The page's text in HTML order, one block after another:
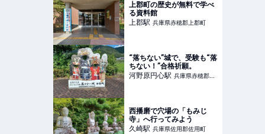
上郡町の歴史が無料で学べ
る資料館
上郡駅 兵庫県赤穂郡上郡町
“落ちない”城で、受験も“落
ちない！”合格祈願。
河野原円心駅 兵庫県赤穂郡上
西播磨で穴場の「もみじ
寺」へ行ってみよう
久崎駅 兵庫県佐用郡佐用町